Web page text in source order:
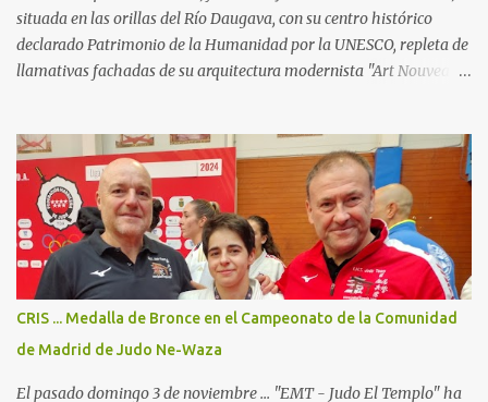
facetas que...
situada en las orillas del Río Daugava, con su centro histórico
declarado Patrimonio de la Humanidad por la UNESCO, repleta de
llamativas fachadas de su arquitectura modernista "Art Nouveau",
Kata 2025; en el "International Exhibition Centre", con todo
dispuesto para uno de los campeonatos continentales con más
participantes en esta disciplina. (23 países y cerca de 400 judokas).
Para el "JudoElTemplo - Team Madrid/Fran & Tibor" era nuestra
4a participación en un Campeonato de Europa de Judo Kata ...
pero la primera en la cual participamos con 2 Katas: Kodokan
Goshin Jutsu y Koshiki No Kata ("Las formas antiguas") ... que por
primera vez está incluido en el programa oficial de los
campeonatos continentales, y ya está oficialmente incluido...
CRIS ... Medalla de Bronce en el Campeonato de la Comunidad
de Madrid de Judo Ne-Waza
El pasado domingo 3 de noviembre ... "EMT - Judo El Templo" ha